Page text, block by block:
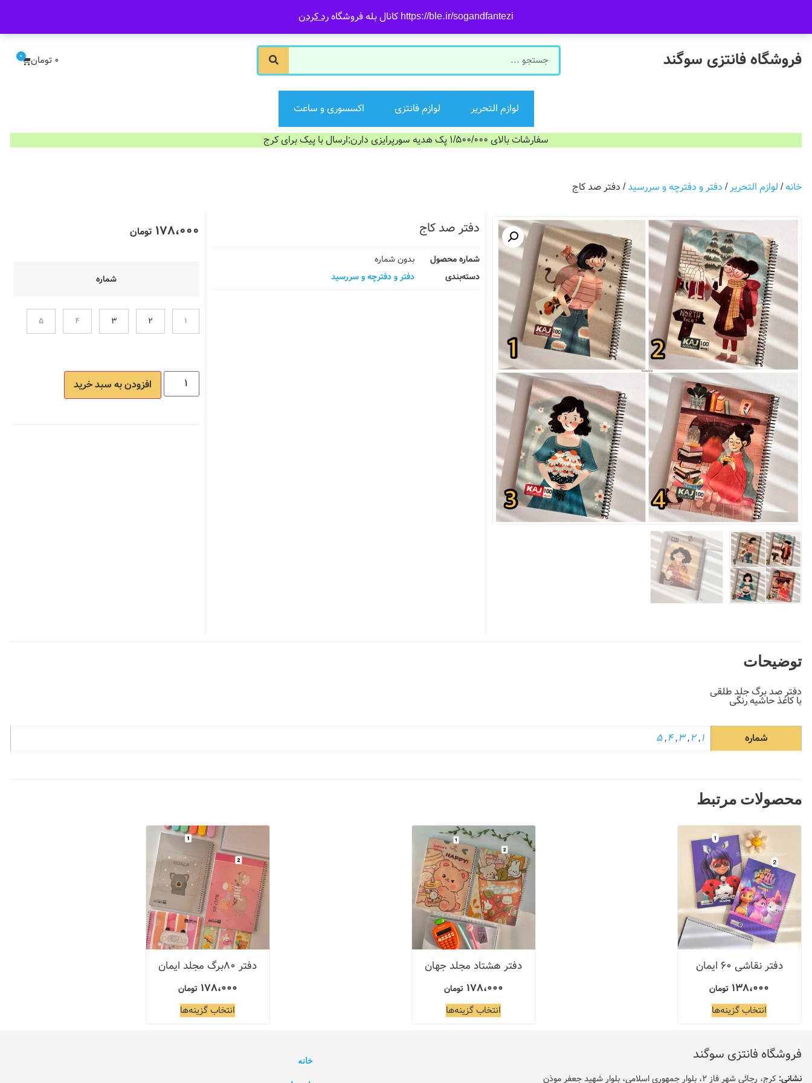
https://ble.ir/sogandfantezi کانال بله فروشگاه رد کردن
فروشگاه فانتزی سوگند 0 تومان 0
لوازم التحریر لوازم فانتزی اکسسوری و ساعت
سفارشات بالای 1/500/000 پک هدیه سورپرایزی دارن;ارسال با پیک برای کرج
خانه/ لوازم التحریر/ دفتر و دفترچه و سررسید/ دفتر صد کاج
دفتر صد کاج
شماره محصول
بدون شماره
دسته‌بندی
دفتر و دفترچه و سررسید
178،000 تومان
شماره
1
2
3
4
5
افزودن به سبد خرید
توضیحات
دفتر صد برگ جلد طلقی
با کاغذ حاشیه رنگی
شماره 1
,
2
,
3
,
4
,
5
محصولات مرتبط
دفتر نقاشی ۶۰ ایمان
138،000 تومان
انتخاب گزینه‌ها
دفتر هشتاد مجلد جهان
178،000 تومان
انتخاب گزینه‌ها
دفتر ۸۰برگ مجلد ایمان
178،000 تومان
انتخاب گزینه‌ها
فروشگاه فانتزی سوگند
نشانی: کرج، رجائی شهر فاز 2، بلوار جمهوری اسلامی، بلوار شهید جعفر موذن
خانه